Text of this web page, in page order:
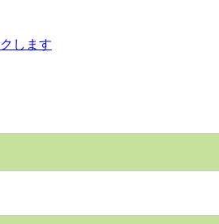
します